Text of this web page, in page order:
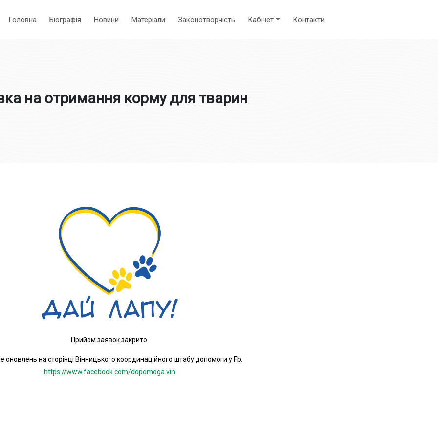
Головна Біографія Новини Матеріали Законотворчість Кабінет Контакти
на отримання корму для тварин
Прийом заявок закрито.
оновлень на сторінці Вінницького координаційного штабу допомоги у Fb.
https://www.facebook.com/dopomoga.vin